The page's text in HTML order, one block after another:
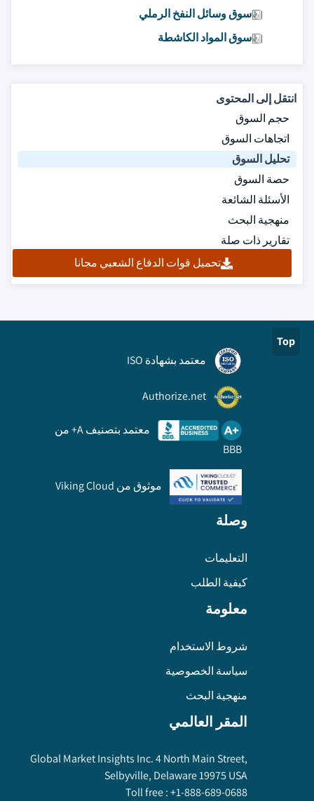
سوق وسائل النفخ الرملي
سوق المواد الكاشطة
انتقل إلى المحتوى
حجم السوق
اتجاهات السوق
تحليل السوق
حصة السوق
الأسئلة الشائعة
منهجية البحث
تقارير ذات صلة
تحميل قوات الدفاع الشعبي مجانا
Top
معتمد بشهادة ISO
Authorize.net
معتمد بتصنيف A+ من
BBB
موثوق من Viking Cloud
وصلة
التعليمات
كيفية الطلب
معلومة
شروط الاستخدام
سياسة الخصوصية
منهجية البحث
المقر العالمي
Global Market Insights Inc. 4 North Main Street,
Selbyville, Delaware 19975 USA
Toll free :+1-888-689-0688